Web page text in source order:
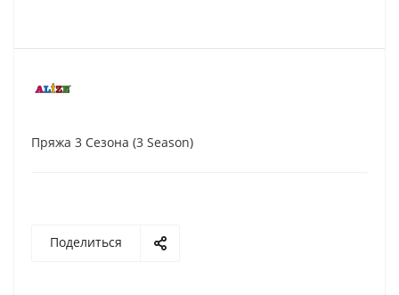
Пряжа 3 Сезона (3 Season)
Поделиться